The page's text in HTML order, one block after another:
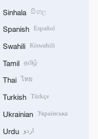
Sinhala සිංහල
Spanish Español
Swahili Kiswahili
Tamil தமிழ்
Thai ไทย
Turkish Türkçe
Ukrainian Українська
Urdu اردو